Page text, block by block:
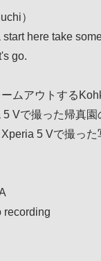
）
here take
go.
ムアウトする
Vで撮った帰真
5 Vで撮った
recording